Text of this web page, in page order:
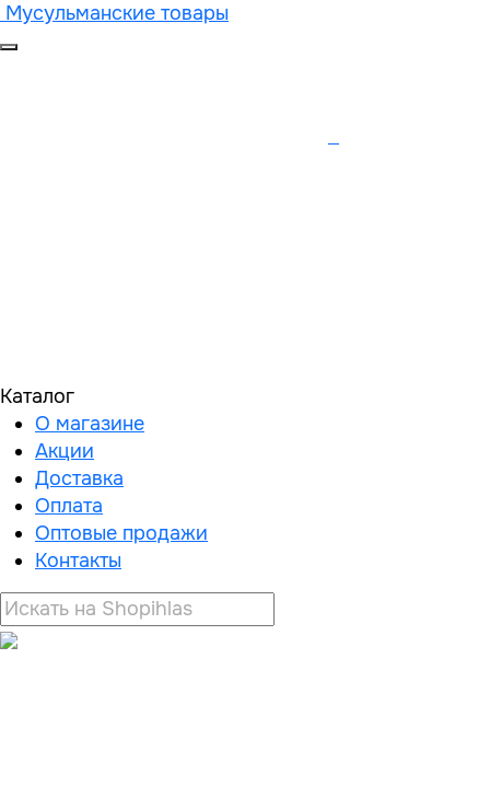
Мусульманские товары
Каталог
О магазине
Акции
Доставка
Оплата
Оптовые продажи
Контакты